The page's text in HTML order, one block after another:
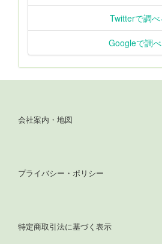
Twitterで調べ
Googleで調
会社案内・地図
プライバシー・ポリシー
特定商取引法に基づく表示